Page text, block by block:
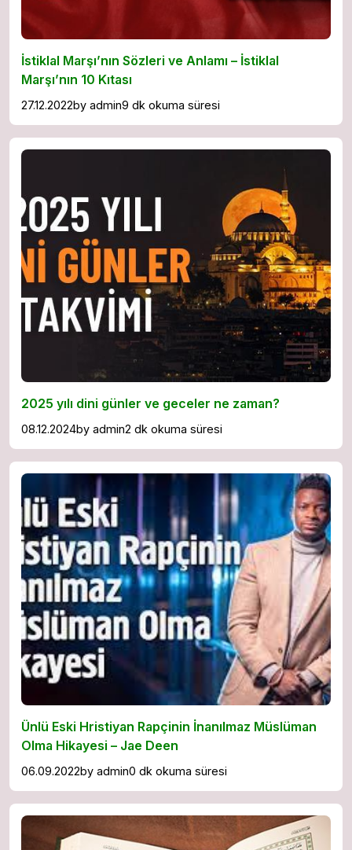
İstiklal Marşı’nın Sözleri ve Anlamı – İstiklal
Marşı’nın 10 Kıtası
27.12.2022by admin9 dk okuma süresi
2025 yılı dini günler ve geceler ne zaman?
08.12.2024by admin2 dk okuma süresi
Ünlü Eski Hristiyan Rapçinin İnanılmaz Müslüman
Olma Hikayesi – Jae Deen
06.09.2022by admin0 dk okuma süresi